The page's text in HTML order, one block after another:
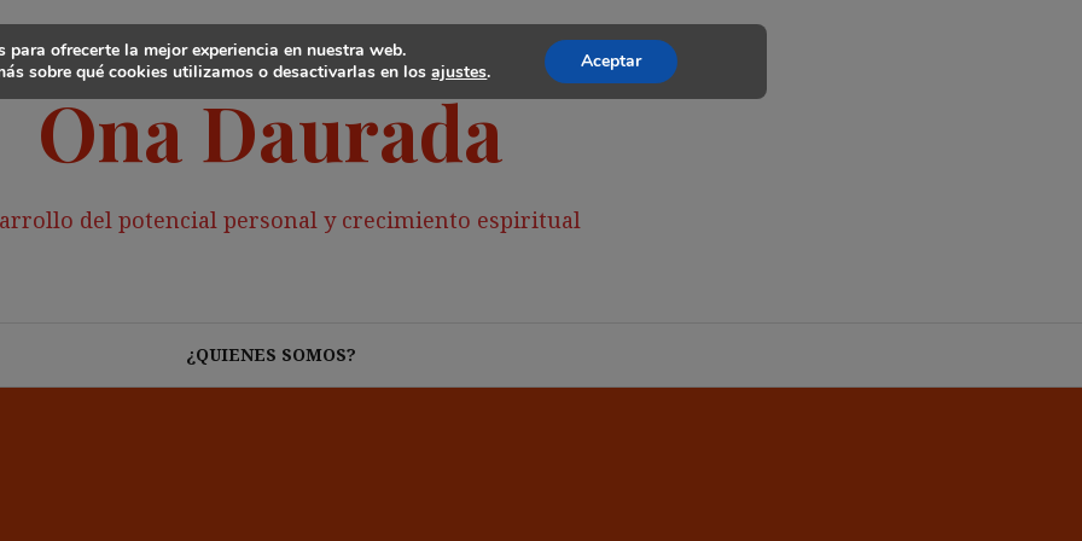
Ona Daurada
del potencial personal y crecimiento espiritual
¿QUIENES SOMOS?
para ofrecerte la mejor experiencia en nuestra web.
sobre qué cookies utilizamos o desactivarlas en losajustes. Aceptar